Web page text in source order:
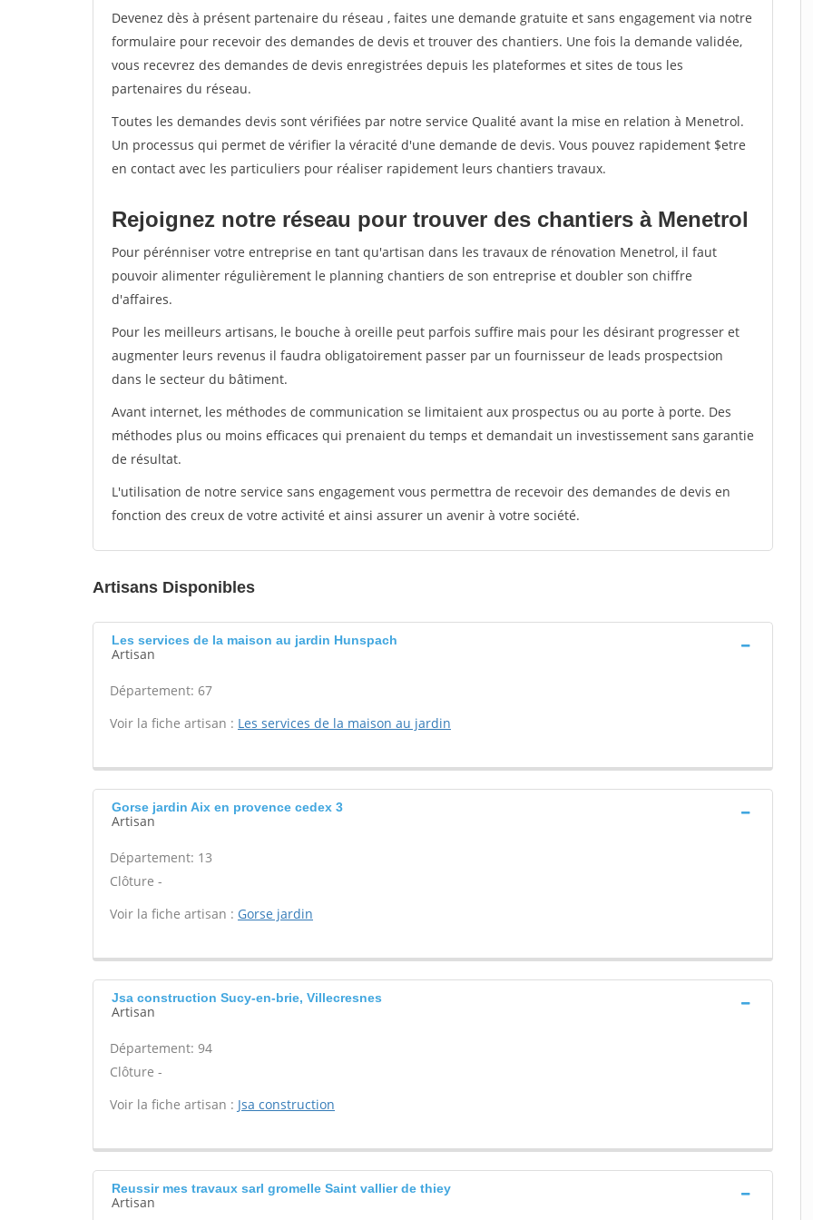
Devenez dès à présent partenaire du réseau , faites une demande gratuite et sans engagement via notre
formulaire pour recevoir des demandes de devis et trouver des chantiers. Une fois la demande validée,
vous recevrez des demandes de devis enregistrées depuis les plateformes et sites de tous les
partenaires du réseau.
Toutes les demandes devis sont vérifiées par notre service Qualité avant la mise en relation à Menetrol.
Un processus qui permet de vérifier la véracité d'une demande de devis. Vous pouvez rapidement $etre
en contact avec les particuliers pour réaliser rapidement leurs chantiers travaux.
Rejoignez notre réseau pour trouver des chantiers à Menetrol
Pour pérénniser votre entreprise en tant qu'artisan dans les travaux de rénovation Menetrol, il faut
pouvoir alimenter régulièrement le planning chantiers de son entreprise et doubler son chiffre
d'affaires.
Pour les meilleurs artisans, le bouche à oreille peut parfois suffire mais pour les désirant progresser et
augmenter leurs revenus il faudra obligatoirement passer par un fournisseur de leads prospectsion
dans le secteur du bâtiment.
Avant internet, les méthodes de communication se limitaient aux prospectus ou au porte à porte. Des
méthodes plus ou moins efficaces qui prenaient du temps et demandait un investissement sans garantie
de résultat.
L'utilisation de notre service sans engagement vous permettra de recevoir des demandes de devis en
fonction des creux de votre activité et ainsi assurer un avenir à votre société.
Artisans Disponibles
Les services de la maison au jardin Hunspach
Artisan
Département: 67
Voir la fiche artisan : Les services de la maison au jardin
Gorse jardin Aix en provence cedex 3
Artisan
Département: 13
Clôture -
Voir la fiche artisan : Gorse jardin
Jsa construction Sucy-en-brie, Villecresnes
Artisan
Département: 94
Clôture -
Voir la fiche artisan : Jsa construction
Reussir mes travaux sarl gromelle Saint vallier de thiey
Artisan